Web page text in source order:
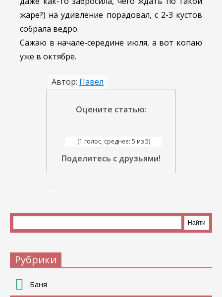
жаре?) на удивление порадовал, с 2-3 кустов
собрала ведро.
Сажаю в начале-середине июля, а вот копаю
уже в октябре.
Автор: Павел
Оцените статью:
(1 голос, среднее: 5 из 5)
Поделитесь с друзьями!
Рубрики
Баня